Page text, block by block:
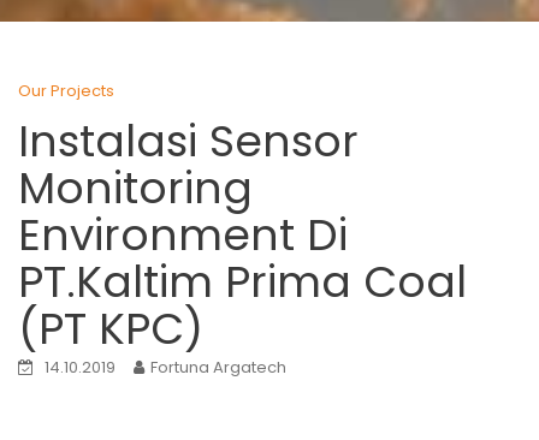
Our Projects
Instalasi Sensor
Monitoring
Environment Di
PT.Kaltim Prima Coal
(PT KPC)
14.10.2019 Fortuna Argatech